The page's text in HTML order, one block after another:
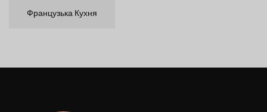
Французька Кухня